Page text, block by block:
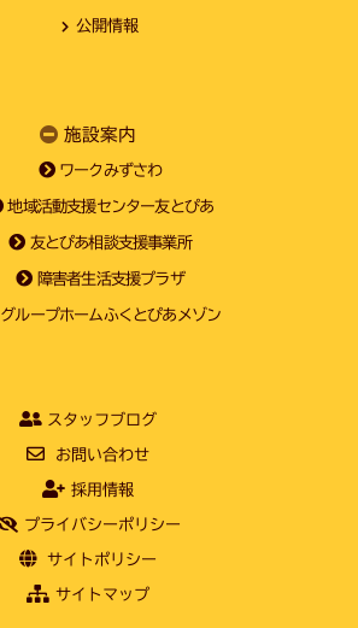
公開情報
施設案内
ワークみずさわ
地域活動支援センター友とぴあ
友とぴあ相談支援事業所
障害者生活支援プラザ
グループホームふくとぴあメゾン
スタッフブログ
お問い合わせ
採用情報
プライバシーポリシー
サイトポリシー
サイトマップ